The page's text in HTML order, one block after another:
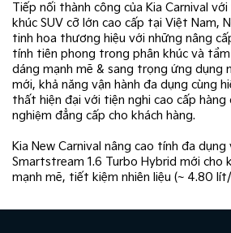
Tiếp nối thành công của Kia Carnival
khúc SUV cỡ lớn cao cấp tại Việt Nam,
tinh hoa thương hiệu với những nâng
tính tiên phong trong phân khúc và
dáng mạnh mẽ & sang trọng ứng dụng
mới, khả năng vận hành đa dụng cùng
thất hiện đại với tiện nghi cao cấp hàng
nghiệm đẳng cấp cho khách hàng.
Kia New Carnival nâng cao tính đa
Smartstream 1.6 Turbo Hybrid mới cho
mạnh mẽ, tiết kiệm nhiên liệu (~ 4.80